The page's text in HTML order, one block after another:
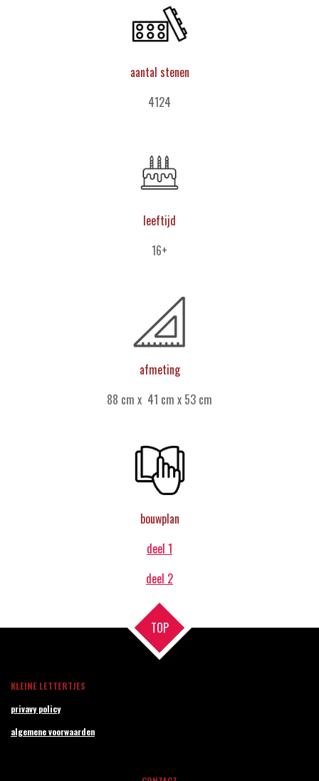
aantal stenen
4124
leeftijd
16+
afmeting
88 cm x 41 cm x 53 cm
bouwplan
deel 1
deel 2
TOP
KLEINE LETTERTJES
privavy policy
algemene voorwaarden